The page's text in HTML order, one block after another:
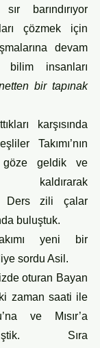
barındırıyor
çözmek için
devam
insanları
bir tapınak
karşısında
Takımı’nın
geldik ve
kaldırarak
Ders zili çalar
buluştuk.
yeni bir
sordu Asil.
oturan Bayan
zaman saati ile
ve Mısır’a
Sıra